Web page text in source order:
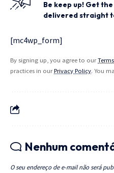
Be keep up! Get
delivered straight
[mc4wp_form]
By signing up, you agree to our
practices in ourPrivacy Policy. You
Nenhum
O seu endereço de e-mail não será